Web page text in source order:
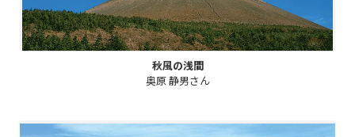
秋風の浅間
奥原 静男さん